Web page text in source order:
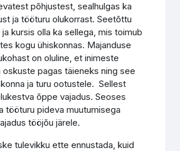
põhjustest, sealhulgas ka
ja tööturu olukorrast. Seetõttu
kursis olla ka sellega, mis toimub
kogu ühiskonnas. Majanduse
on oluline, et inimeste
pagas täieneks ning see
ja turu ootustele. Sellest
õppe vajadus. Seoses
tööturu pideva muutumisega
tööjõu järele.
tulevikku ette ennustada, kuid